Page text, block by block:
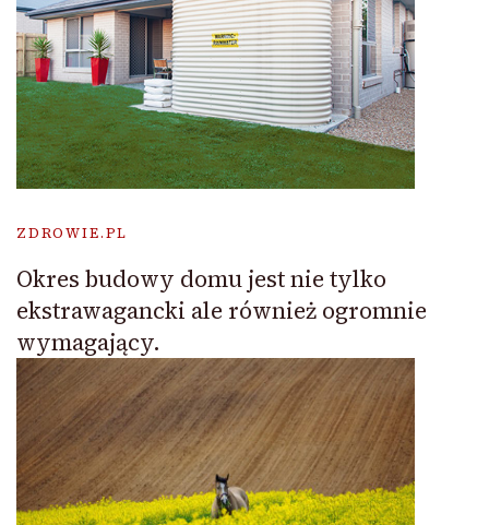
ZDROWIE.PL
Okres budowy domu jest nie tylko
ekstrawagancki ale również ogromnie
wymagający.